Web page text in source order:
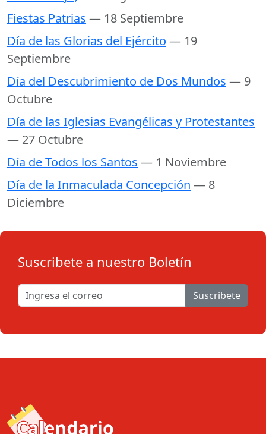
Fiestas Patrias — 18 Septiembre
Día de las Glorias del Ejército — 19
Septiembre
Día del Descubrimiento de Dos Mundos — 9
Octubre
Día de las Iglesias Evangélicas y Protestantes
— 27 Octubre
Día de Todos los Santos — 1 Noviembre
Día de la Inmaculada Concepción — 8
Diciembre
Suscribete a nuestro Boletín
Suscribete